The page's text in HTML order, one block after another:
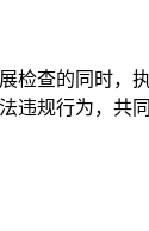
查的同时，
违规行为，共